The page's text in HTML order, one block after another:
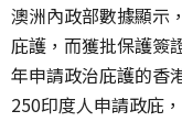
澳洲內政部數據顯示
庇護，而獲批保護簽
年申請政治庇護的香
250印度人申請政庇